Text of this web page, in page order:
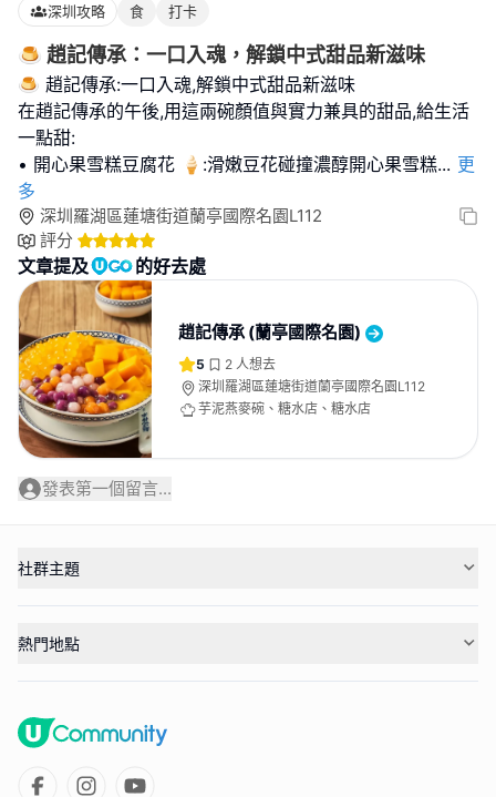
深圳攻略 食 打卡
🍮 趙記傳承：一口入魂，解鎖中式甜品新滋味
🍮 趙記傳承:一口入魂,解鎖中式甜品新滋味
在趙記傳承的午後,用這兩碗顏值與實力兼具的甜品,給生活
一點甜:
• 開心果雪糕豆腐花 🍦:滑嫩豆花碰撞濃醇開心果雪糕... 更
多
深圳羅湖區蓮塘街道蘭亭國際名園L112
評分
文章提及 的好去處
趙記傳承 (蘭亭國際名園)
5 2 人想去
深圳羅湖區蓮塘街道蘭亭國際名園L112
芋泥燕麥碗、糖水店、糖水店
發表第一個留言...
社群主題
熱門地點